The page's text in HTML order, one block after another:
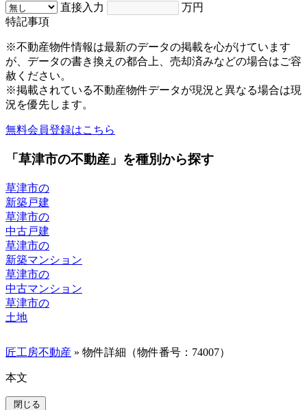
直接入力
万円
特記事項
※不動産物件情報は最新のデータの掲載を心がけています
が、データの書き換えの都合上、売却済みなどの場合はご容
赦ください。
※掲載されている不動産物件データが現況と異なる場合は現
況を優先します。
無料会員登録はこちら
「草津市の不動産」を種別から探す
草津市の
新築戸建
草津市の
中古戸建
草津市の
新築マンション
草津市の
中古マンション
草津市の
土地
匠工房不動産 » 物件詳細（物件番号：74007）
本文
閉じる